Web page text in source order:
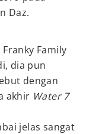
Daz.
Family
dia pun
dengan
akhir Water 7
jelas sangat